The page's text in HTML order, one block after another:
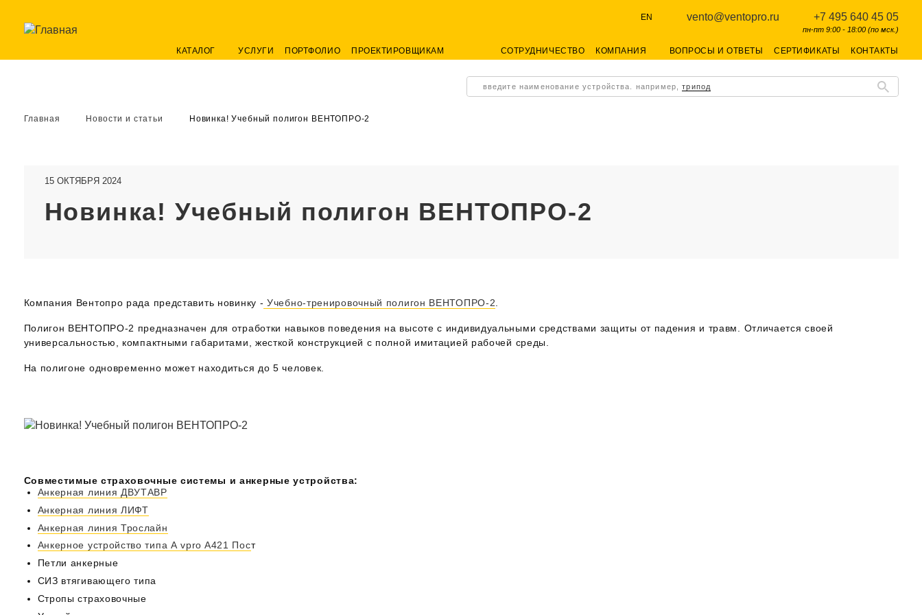
КАТАЛОГ УСЛУГИ ПОРТФОЛИО ПРОЕКТИРОВЩИКАМ СОТРУДНИЧЕСТВО КОМПАНИЯ ВОПРОСЫ И ОТВЕТЫ СЕРТИФИКАТЫ КОНТАКТЫ
EN vento@ventopro.ru +7 495 640 45 05
пн-пт 9:00 - 18:00 (по мск.)
введите наименование устройства. например,трипод
Главная Новости и статьи Новинка! Учебный полигон ВЕНТОПРО-2
15 ОКТЯБРЯ 2024
Новинка! Учебный полигон ВЕНТОПРО-2
Компания Вентопро рада представить новинку - Учебно-тренировочный полигон ВЕНТОПРО-2
Полигон ВЕНТОПРО-2 предназначен для отработки навыков поведения на высоте с индивидуальными средствами защиты от падения и травм. Отличается своей
универсальностью, компактными габаритами, жесткой конструкцией с полной имитацией рабочей среды.
На полигоне одновременно может находиться до 5 человек.
Совместимые страховочные системы и анкерные устройства:
Анкерная линия ДВУТАВР
Анкерная линия ЛИФТ
Анкерная линия Трослайн
Анкерное устройство типа А vpro A421 Пост
Петли анкерные
СИЗ втягивающего типа
Стропы страховочные